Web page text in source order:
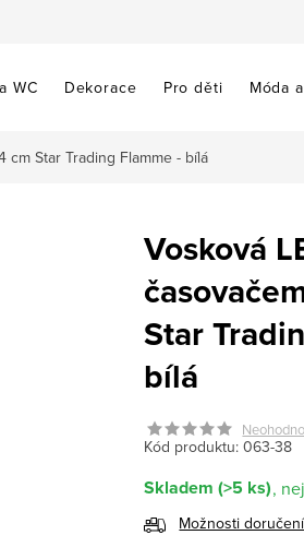
WC Dekorace Pro děti Móda
cm Star Trading Flamme - bílá
Vosková
Star
bílá
Kód produktu: 063-38
Skladem (>5 ks)
Možnosti doručení